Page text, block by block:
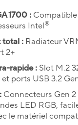
1700 : Compatible
Intel®
total : Radiateur
2+
rapide : Slot M.2
ports USB 3.2
Connecteurs Gen 2
LED RGB,
le matériel